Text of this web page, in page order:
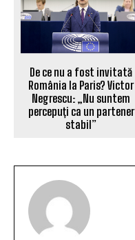
De ce nu a fost invitată
România la Paris? Victor
Negrescu: „Nu suntem
percepuți ca un partener
stabil”